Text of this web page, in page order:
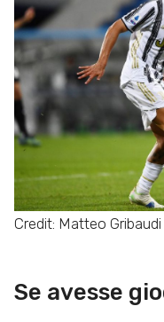
Credit: Matteo Gribaudi
Se avesse